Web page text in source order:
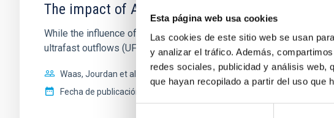
Esta página web usa cookies
Las cookies de este sitio web se usan
y analizar el tráfico. Además,
redes sociales, publicidad y análisis web,
que hayan recopilado a partir del uso que
The impact of Active Galactic Nuclei on
While the influence of supermassive black hole (SMBH) activity
ultrafast outflows (UFOs), on planetary atmospheres remain
Waas, Jourdan et al.
Fecha de publicación: